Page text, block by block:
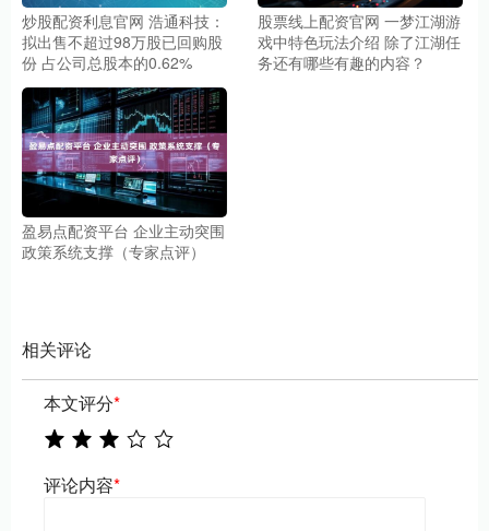
炒股配资利息官网 浩通科技：
拟出售不超过98万股已回购股
份 占公司总股本的0.62%
股票线上配资官网 一梦江湖游
戏中特色玩法介绍 除了江湖任
务还有哪些有趣的内容？
盈易点配资平台 企业主动突围
政策系统支撑（专家点评）
相关评论
本文评分*
评论内容*